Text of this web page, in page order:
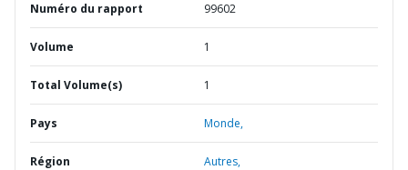
Numéro du rapport 99602
Volume 1
Total Volume(s) 1
Pays Monde,
Région Autres,